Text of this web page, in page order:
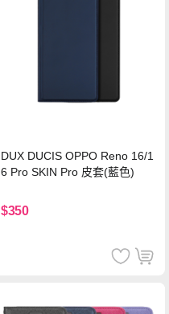
DUX DUCIS OPPO Reno 16/1
6 Pro SKIN Pro 皮套(藍色)
$350